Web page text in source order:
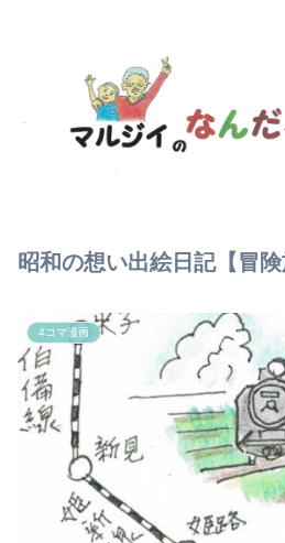
昭和の想い出絵日記【冒険
4コマ漫画